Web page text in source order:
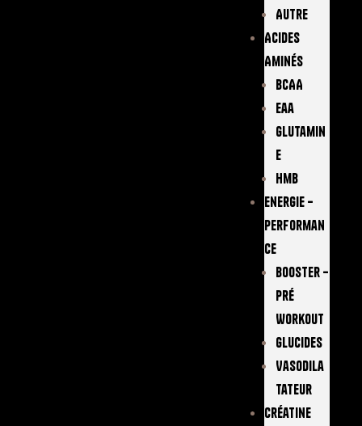
Autre
Acides
Aminés
BCAA
Eaa
Glutamin
E
Hmb
Energie –
Performan
Ce
Booster –
Pré
Workout
Glucides
Vasodila
Tateur
Créatine